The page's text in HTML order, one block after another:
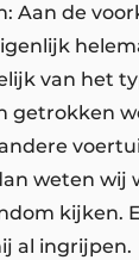
Aan de
van het
getrokken
weten wij
kijken.
al ingrijpen.